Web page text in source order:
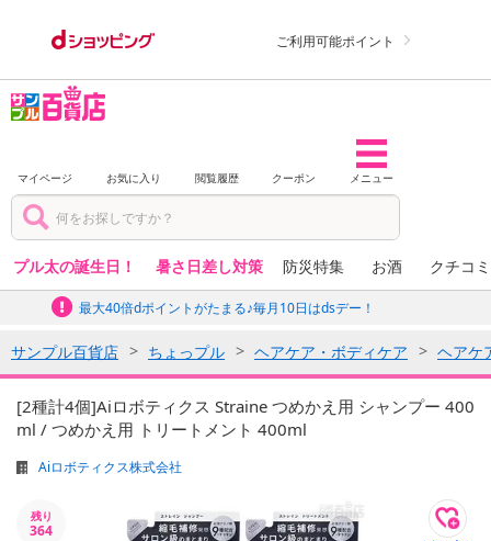
ご利用可能ポイント
マイページ お気に入り 閲覧履歴 クーポン メニュー
プル太の誕生日！ 暑さ日差し対策 防災特集 お酒 クチコ
最大40倍dポイントがたまる♪毎月10日はdsデー！
サンプル百貨店 ちょっプル ヘアケア・ボディケア ヘアケ
[2種計4個]Aiロボティクス Straine つめかえ用 シャンプー 400
ml / つめかえ用 トリートメント 400ml
Aiロボティクス株式会社
残り
364